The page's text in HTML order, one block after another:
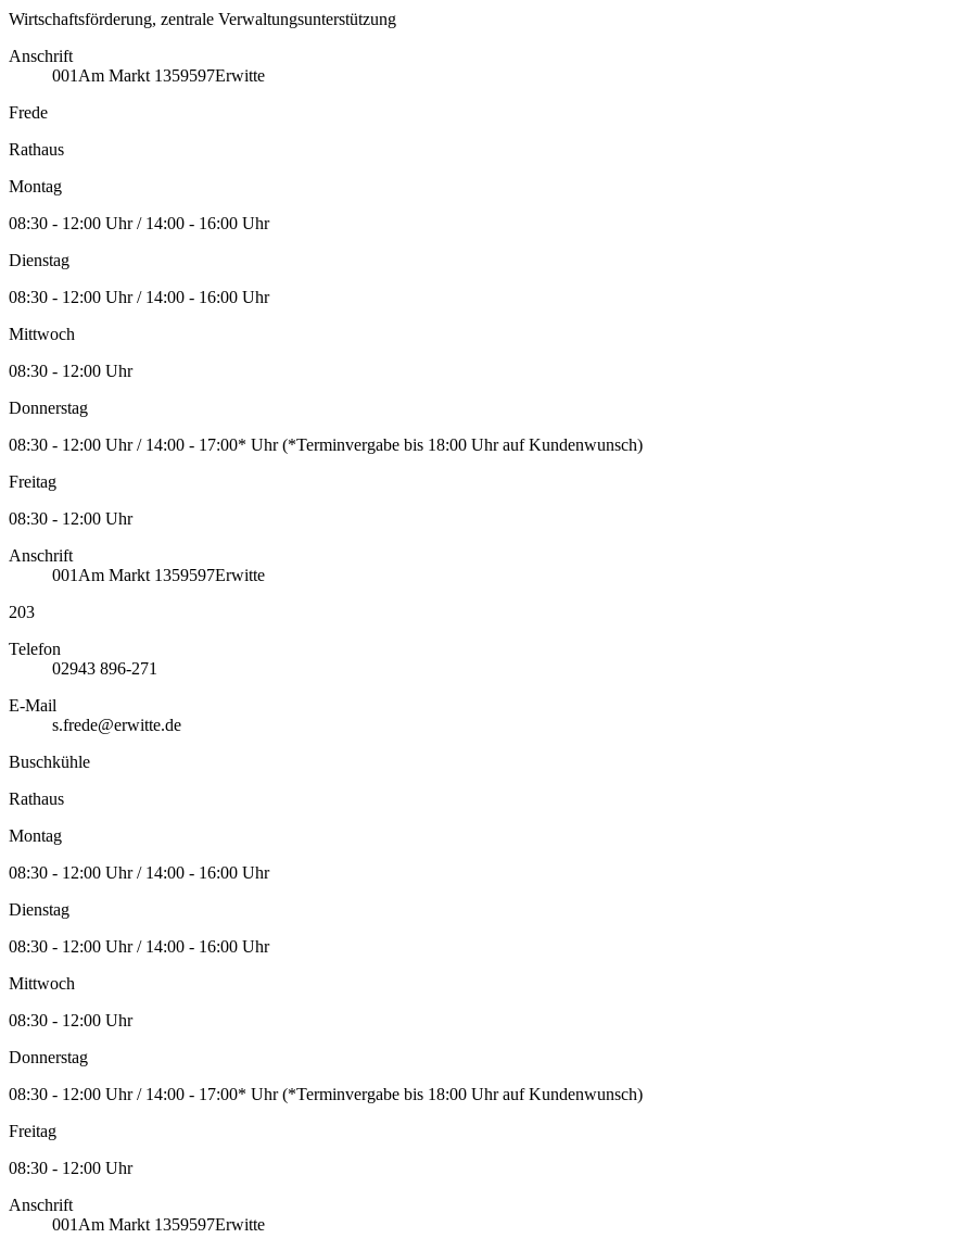
Wirtschaftsförderung, zentrale Verwaltungsunterstützung
Anschrift
001 Am Markt 1359597Erwitte
Frede
Rathaus
Montag
08:30 - 12:00 Uhr / 14:00 - 16:00 Uhr
Dienstag
08:30 - 12:00 Uhr / 14:00 - 16:00 Uhr
Mittwoch
08:30 - 12:00 Uhr
Donnerstag
08:30 - 12:00 Uhr / 14:00 - 17:00* Uhr (*Terminvergabe bis 18:00 Uhr auf Kundenwunsch)
Freitag
08:30 - 12:00 Uhr
Anschrift
001 Am Markt 1359597Erwitte
203
Telefon
02943 896-271
E-Mail
s.frede@erwitte.de
Buschkühle
Rathaus
Montag
08:30 - 12:00 Uhr / 14:00 - 16:00 Uhr
Dienstag
08:30 - 12:00 Uhr / 14:00 - 16:00 Uhr
Mittwoch
08:30 - 12:00 Uhr
Donnerstag
08:30 - 12:00 Uhr / 14:00 - 17:00* Uhr (*Terminvergabe bis 18:00 Uhr auf Kundenwunsch)
Freitag
08:30 - 12:00 Uhr
Anschrift
001 Am Markt 1359597Erwitte